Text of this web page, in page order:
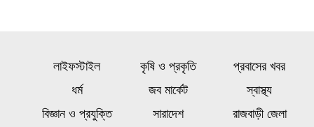
সেনাসদস্য হাফিজুর রহমান
মজুতদারির সর্বোচ্চ শাস্তি মৃত্যুদণ্ড,
লাইফস্টাইল কৃষি ও প্রকৃতি
প্রবাসের খবর
ধর্ম
জব মার্কেট
স্বাস্থ্য
বিজ্ঞান ও প্রযুক্তি
সারাদেশ
রাজবাড়ী জেলা